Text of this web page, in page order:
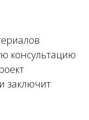
консультацию
заключит